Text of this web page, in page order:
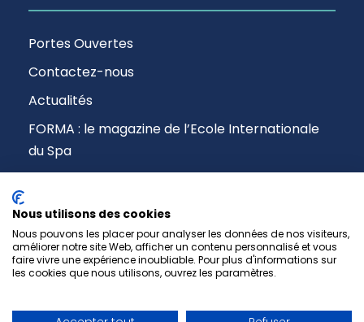
Portes Ouvertes
Contactez-nous
Actualités
FORMA : le magazine de l’Ecole Internationale
du Spa
Nous utilisons des cookies
Nous pouvons les placer pour analyser les données de nos visiteurs,
améliorer notre site Web, afficher un contenu personnalisé et vous
faire vivre une expérience inoubliable. Pour plus d'informations sur
les cookies que nous utilisons, ouvrez les paramètres.